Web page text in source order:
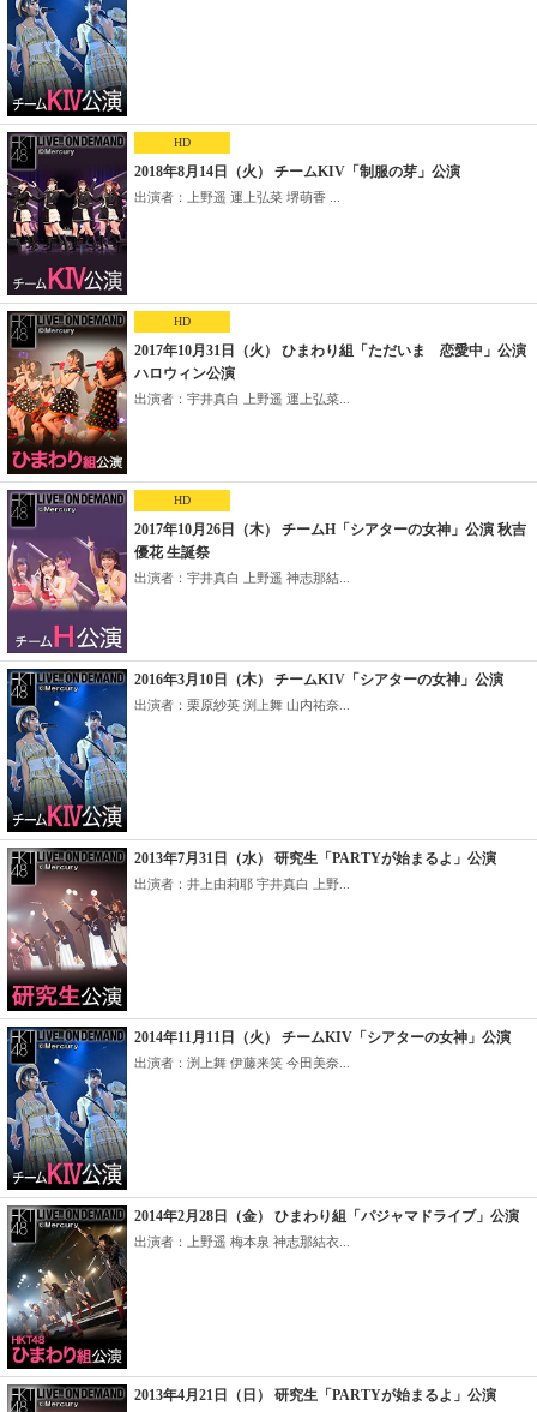
HD
2018年8月14日（火） チームKIV「制服の芽」公演
出演者：上野遥 運上弘菜 堺萌香 ...
HD
2017年10月31日（火） ひまわり組「ただいま 恋愛中」公演
ハロウィン公演
出演者：宇井真白 上野遥 運上弘菜...
HD
2017年10月26日（木） チームH「シアターの女神」公演 秋吉
優花 生誕祭
出演者：宇井真白 上野遥 神志那結...
2016年3月10日（木） チームKIV「シアターの女神」公演
出演者：栗原紗英 渕上舞 山内祐奈...
2013年7月31日（水） 研究生「PARTYが始まるよ」公演
出演者：井上由莉耶 宇井真白 上野...
2014年11月11日（火） チームKIV「シアターの女神」公演
出演者：渕上舞 伊藤来笑 今田美奈...
2014年2月28日（金） ひまわり組「パジャマドライブ」公演
出演者：上野遥 梅本泉 神志那結衣...
2013年4月21日（日） 研究生「PARTYが始まるよ」公演